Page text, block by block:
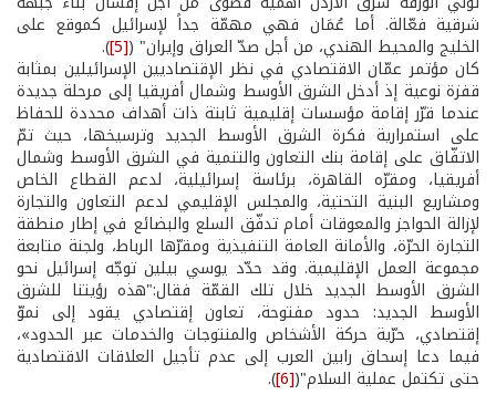
شرقية فعّالة. أما عُمَان فهي مهمّة جداً لإسرائيل كموقع على
الخليج والمحيط الهندي، من أجل صدّ العراق وإيران" ([5]
).
كان مؤتمر عمّان الاقتصادي في نظر الإقتصاديين الإسرائيلين بمثابة
قفزة نوعية إذ أدخل الشرق الأوسط وشمال أفريقيا إلى مرحلة جديدة
عندما قرّر إقامة مؤسسات إقليمية ثابتة ذات أهداف محددة للحفاظ
على استمرارية فكرة الشرق الأوسط الجديد وترسيخها، حيث تمّ
الاتفّاق على إقامة بنك التعاون والتنمية في الشرق الأوسط وشمال
أفريقيا، ومقرّه القاهرة، برئاسة إسرائيلية، لدعم القطاع الخاص
ومشاريع البنية التحتية، والمجلس الإقليمي لدعم التعاون والتجارة
لإزالة الحواجز والمعوقات أمام تدفّق السلع والبضائع في إطار منطقة
التجارة الحرّة، والأمانة العامة التنفيذية ومقرّها الرباط، ولجنة متابعة
مجموعة العمل الإقليمية. وقد حدّد يوسي بيلين توجّه إسرائيل نحو
الشرق الأوسط الجديد خلال تلك القمّة فقال:"هذه رؤيتنا للشرق
الأوسط الجديد: حدود مفتوحة، تعاون إقتصادي يقود إلى نموّ
إقتصادي، حرّية حركة الأشخاص والمنتوجات والخدمات عبر الحدود»،
فيما دعا إسحاق رابين العرب إلى عدم تأجيل العلاقات الاقتصادية
حتى تكتمل عملية السلام"([6]
).